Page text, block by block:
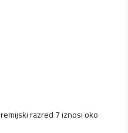
razred 7 iznosi oko